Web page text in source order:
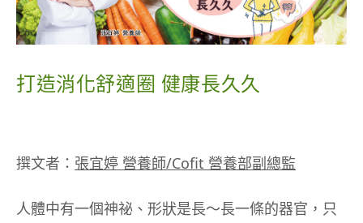
如果運動時，你感覺關節卡卡不順暢，可以注意這
點我立即申辦 →https://stcz.tw/7zk9nc
打造消化舒適圈 健康長久久
撰文者： 張宜婷 營養師/Cofit 營養部副總監
人體中有一個神祕、形狀是長～長一條的器官，只